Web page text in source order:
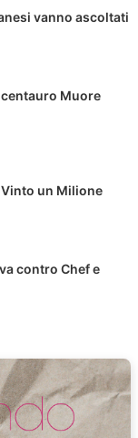
vanno ascoltati
Muore
Vinto un Milione
contro Chef e